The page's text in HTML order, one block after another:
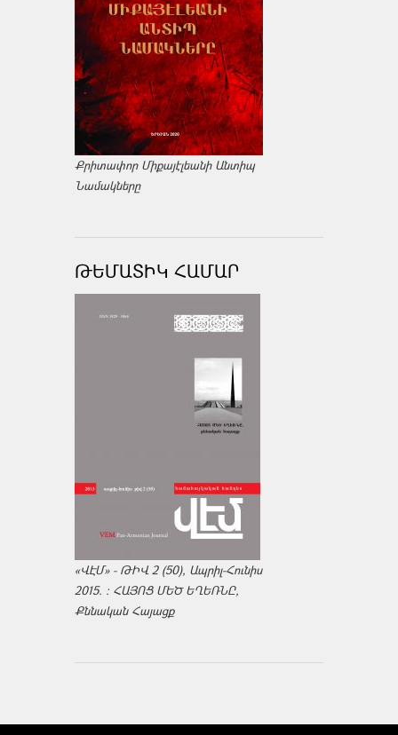
Քրիտափոր Միքայէլեանի Անտիպ
Նամակները
ԹԵՄԱՏԻԿ ՀԱՄԱՐ
«ՎԷՄ» - ԹԻՎ 2 (50), Ապրիլ-Հունիս
2015. : ՀԱՅՈՑ ՄԵԾ ԵՂԵՌՆԸ,
Քննական Հայացք